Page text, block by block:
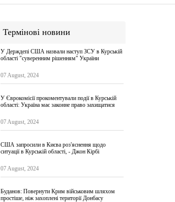
Термінові новини
У Держдепі США назвали наступ ЗСУ в Курській
області "суверенним рішенням" України
07 August, 2024
У Єврокомісії прокоментували події в Курській
області: Україна має законне право захищатися
07 August, 2024
США запросили в Києва роз'яснення щодо
ситуації в Курській області, - Джон Кірбі
07 August, 2024
Буданов: Повернути Крим військовим шляхом
простіше, ніж захоплені території Донбасу